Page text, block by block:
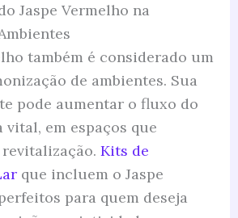
Jaspe Vermelho na
também é considerado um
de ambientes. Sua
pode aumentar o fluxo do
em espaços que
Kits de
que incluem o Jaspe
para quem deseja